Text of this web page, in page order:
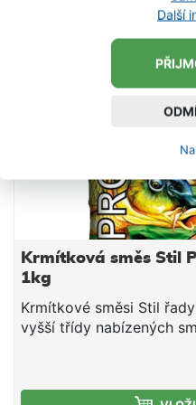
Další
díky čemuž je ideální
DOPORUČUJEME!
Krmítková směs Stil
1kg
Krmítkové směsi Stil
vyšší třídy nabízených
dobrou
mírně tekoucích, či